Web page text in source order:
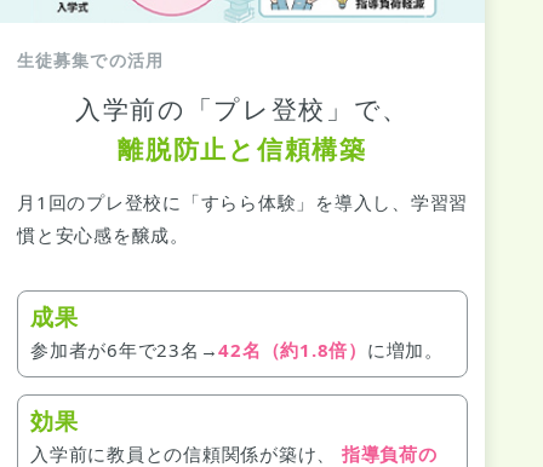
生徒募集での活用
入学前の「プレ登校」で、
離脱防止と信頼構築
月1回のプレ登校に「すらら体験」を導入し、学習習
慣と安心感を醸成。
成果
参加者が6年で23名→42名（約1.8倍） に増加。
効果
入学前に教員との信頼関係が築け、 指導負荷の